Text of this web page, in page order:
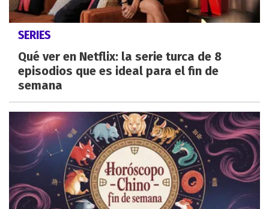
SERIES
Qué ver en Netflix: la serie turca de 8
episodios que es ideal para el fin de
semana